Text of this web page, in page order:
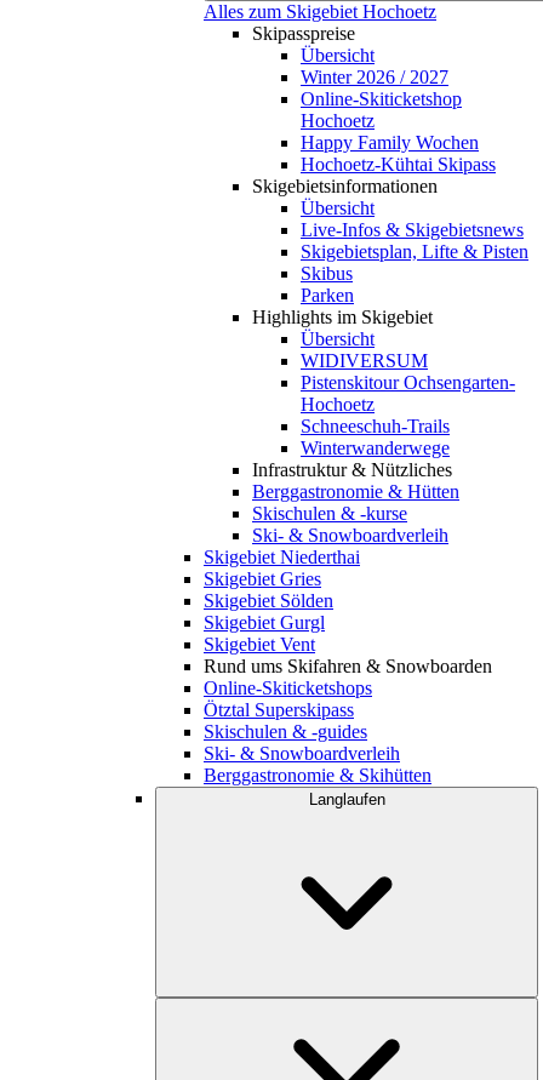
Alles zum Skigebiet Hochoetz
Skipasspreise
Übersicht
Winter 2026 / 2027
Online-Skiticketshop
Hochoetz
Happy Family Wochen
Hochoetz-Kühtai Skipass
Skigebietsinformationen
Übersicht
Live-Infos & Skigebietsnews
Skigebietsplan, Lifte & Pisten
Skibus
Parken
Highlights im Skigebiet
Übersicht
WIDIVERSUM
Pistenskitour Ochsengarten-
Hochoetz
Schneeschuh-Trails
Winterwanderwege
Infrastruktur & Nützliches
Berggastronomie & Hütten
Skischulen & -kurse
Ski- & Snowboardverleih
Skigebiet Niederthai
Skigebiet Gries
Skigebiet Sölden
Skigebiet Gurgl
Skigebiet Vent
Rund ums Skifahren & Snowboarden
Online-Skiticketshops
Ötztal Superskipass
Skischulen & -guides
Ski- & Snowboardverleih
Berggastronomie & Skihütten
Langlaufen